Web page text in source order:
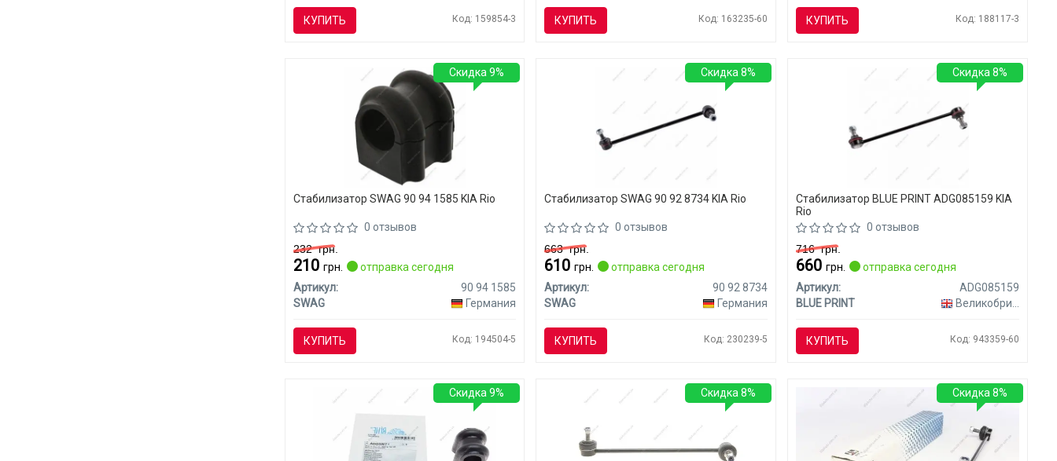
КУПИТЬ Код: 159854-3 КУПИТЬ Код: 163235-60 КУПИТЬ Код: 188117-3
Стабилизатор SWAG 90 94 1585 KIA Rio
0 отзывов
232грн.
210 грн.
отправка сегодня
Артикул:
90 94 1585
SWAG
Германия
КУПИТЬ Код: 194504-5
Скидка 9%
Стабилизатор SWAG 90 92 8734 KIA Rio
0 отзывов
663грн.
610грн.
отправка сегодня
Артикул:
90 92 8734
SWAG
Германия
КУПИТЬ Код: 230239-5
Скидка 8%
Стабилизатор BLUE PRINT ADG085159 KIA
Rio
0 отзывов
716грн.
660грн.
отправка сегодня
Артикул:
ADG085159
BLUE PRINT
Великобритания
КУПИТЬ Код: 943359-60
Скидка 8%
Скидка 9% Скидка 8% Скидка 8%